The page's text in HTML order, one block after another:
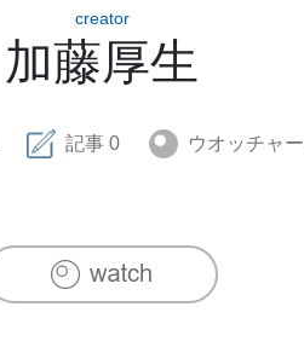
creator
加藤厚生
記事 0 ウオッチャー